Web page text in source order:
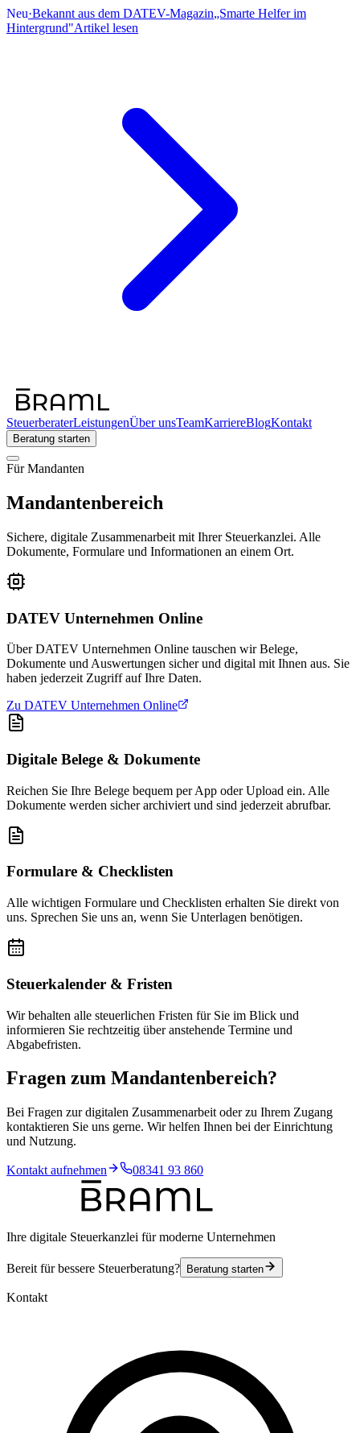
Neu·Bekannt aus dem DATEV-Magazin„Smarte Helfer im
Hintergrund"Artikel lesen
SteuerberaterLeistungenÜber unsTeamKarriereBlogKontakt
Beratung starten
Für Mandanten
Mandantenbereich
Sichere, digitale Zusammenarbeit mit Ihrer Steuerkanzlei. Alle
Dokumente, Formulare und Informationen an einem Ort.
DATEV Unternehmen Online
Über DATEV Unternehmen Online tauschen wir Belege,
Dokumente und Auswertungen sicher und digital mit Ihnen aus. Sie
haben jederzeit Zugriff auf Ihre Daten.
Zu DATEV Unternehmen Online
Digitale Belege & Dokumente
Reichen Sie Ihre Belege bequem per App oder Upload ein. Alle
Dokumente werden sicher archiviert und sind jederzeit abrufbar.
Formulare & Checklisten
Alle wichtigen Formulare und Checklisten erhalten Sie direkt von
uns. Sprechen Sie uns an, wenn Sie Unterlagen benötigen.
Steuerkalender & Fristen
Wir behalten alle steuerlichen Fristen für Sie im Blick und
informieren Sie rechtzeitig über anstehende Termine und
Abgabefristen.
Fragen zum Mandantenbereich?
Bei Fragen zur digitalen Zusammenarbeit oder zu Ihrem Zugang
kontaktieren Sie uns gerne. Wir helfen Ihnen bei der Einrichtung
und Nutzung.
Kontakt aufnehmen 08341 93 860
Ihre digitale Steuerkanzlei für moderne Unternehmen
Bereit für bessere Steuerberatung? Beratung starten
Kontakt